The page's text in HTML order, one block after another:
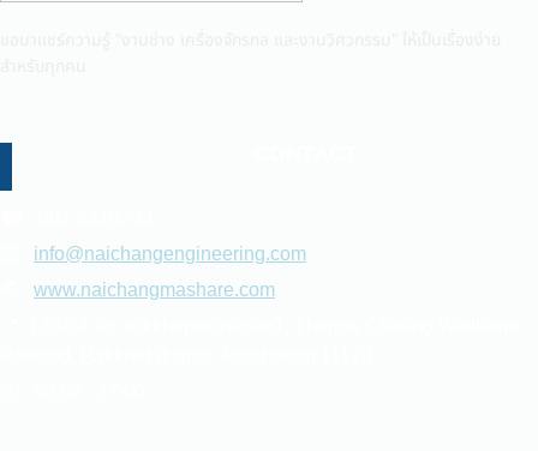
info@naichangengineering.com
www.naichangmashare.com